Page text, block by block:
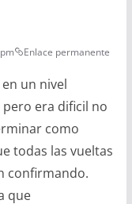
Enlace permanente
un nivel
era dificil no
como
todas las vueltas
confirmando.
que